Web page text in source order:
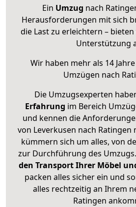
Ein Umzug nach
Herausforderungen mit sich
die Last zu erleichtern –
Unterstützung
Wir haben mehr als 14
Umzügen nach
Die Umzugsexperten
Erfahrung im Bereich
und kennen die
von Leverkusen nach Ratingen
kümmern sich um alles, von
zur Durchführung des Umzugs.
den Transport Ihrer Möbel
packen alles sicher ein und
alles rechtzeitig an Ihrem
Ratingen